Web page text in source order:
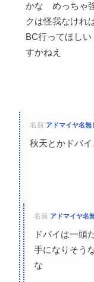
かな めっちゃ
クは怪我なけれ
BC行ってほし
すかねえ
名前:アドマイヤ名無
秋天とかドバ
名前:アドマイヤ名
ドバイは一頭
手になりそう
な